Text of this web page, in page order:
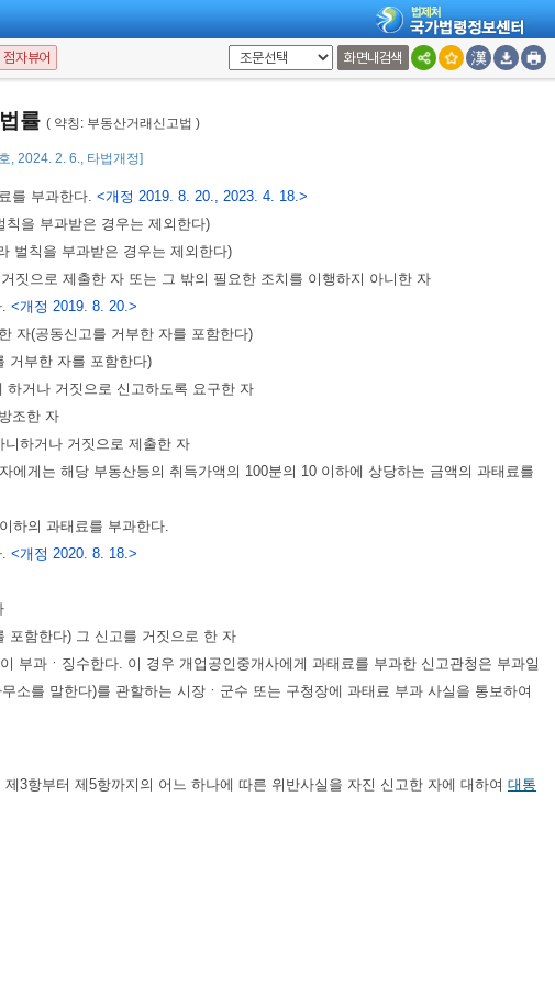
점자뷰어 화면내검색
률 ( 약칭: 부동산거래신고법 )
, 2024. 2. 6., 타법개정]
그 법인 또는 개인의 업무에 관하여
이 그 위반행위를 방지하기 위하여 해당 업무에 관하여 상당한 주의와 감독을 게을
를 부과한다. <개정 2019. 8. 20., 2023. 4. 18.>
칙을 부과받은 경우는 제외한다)
벌칙을 부과받은 경우는 제외한다)
짓으로 제출한 자 또는 그 밖의 필요한 조치를 이행하지 아니한 자
<개정 2019. 8. 20.>
자(공동신고를 거부한 자를 포함한다)
거부한 자를 포함한다)
하거나 거짓으로 신고하도록 요구한 자
조한 자
하거나 거짓으로 제출한 자
에게는 해당 부동산등의 취득가액의 100분의 10 이하에 상당하는 금액의 과태료를
하의 과태료를 부과한다.
<개정 2020. 8. 18.>
포함한다) 그 신고를 거짓으로 한 자
부과ㆍ징수한다. 이 경우 개업공인중개사에게 과태료를 부과한 신고관청은 부과일
소를 말한다)를 관할하는 시장ㆍ군수 또는 구청장에 과태료 부과 사실을 통보하여
제3항부터 제5항까지의 어느 하나에 따른 위반사실을 자진 신고한 자에 대하여 대통